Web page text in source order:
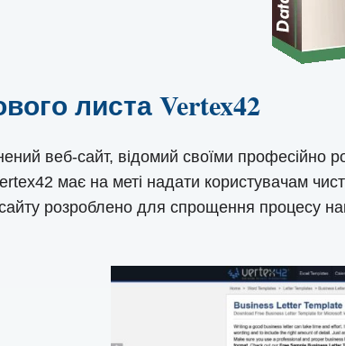
листа Vertex42
веб-сайт, відомий своїми професійно
має на меті надати користувачам
розроблено для спрощення процесу